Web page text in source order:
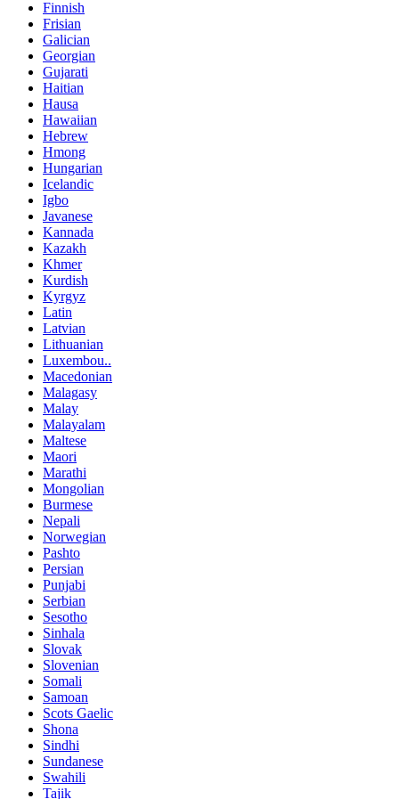
Finnish
Frisian
Galician
Georgian
Gujarati
Haitian
Hausa
Hawaiian
Hebrew
Hmong
Hungarian
Icelandic
Igbo
Javanese
Kannada
Kazakh
Khmer
Kurdish
Kyrgyz
Latin
Latvian
Lithuanian
Luxembou..
Macedonian
Malagasy
Malay
Malayalam
Maltese
Maori
Marathi
Mongolian
Burmese
Nepali
Norwegian
Pashto
Persian
Punjabi
Serbian
Sesotho
Sinhala
Slovak
Slovenian
Somali
Samoan
Scots Gaelic
Shona
Sindhi
Sundanese
Swahili
Tajik